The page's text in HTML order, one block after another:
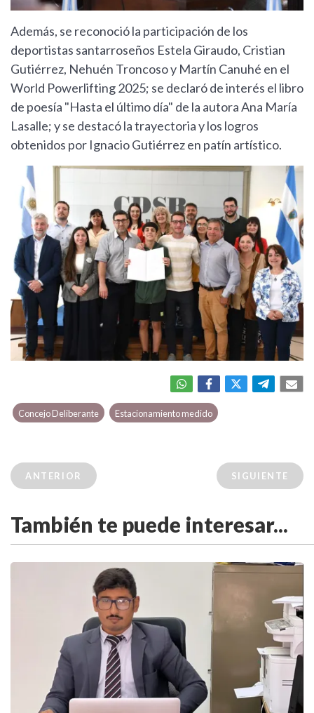
Además, se reconoció la participación de los
deportistas santarroseños Estela Giraudo, Cristian
Gutiérrez, Nehuén Troncoso y Martín Canuhé en el
World Powerlifting 2025; se declaró de interés el libro
de poesía "Hasta el último día" de la autora Ana María
Lasalle; y se destacó la trayectoria y los logros
obtenidos por Ignacio Gutiérrez en patín artístico.
Concejo Deliberante Estacionamiento medido
ANTERIOR SIGUIENTE
También te puede interesar...